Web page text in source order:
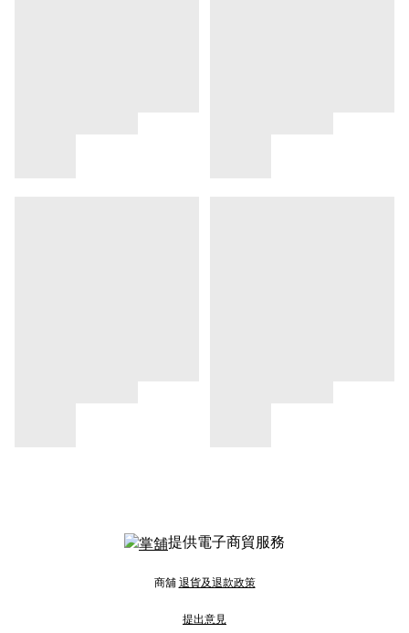
提供電子商貿服務
商舖 退貨及退款政策
提出意見